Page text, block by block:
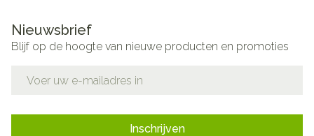
Nieuwsbrief
Blijf op de hoogte van nieuwe producten en promoties
Inschrijven